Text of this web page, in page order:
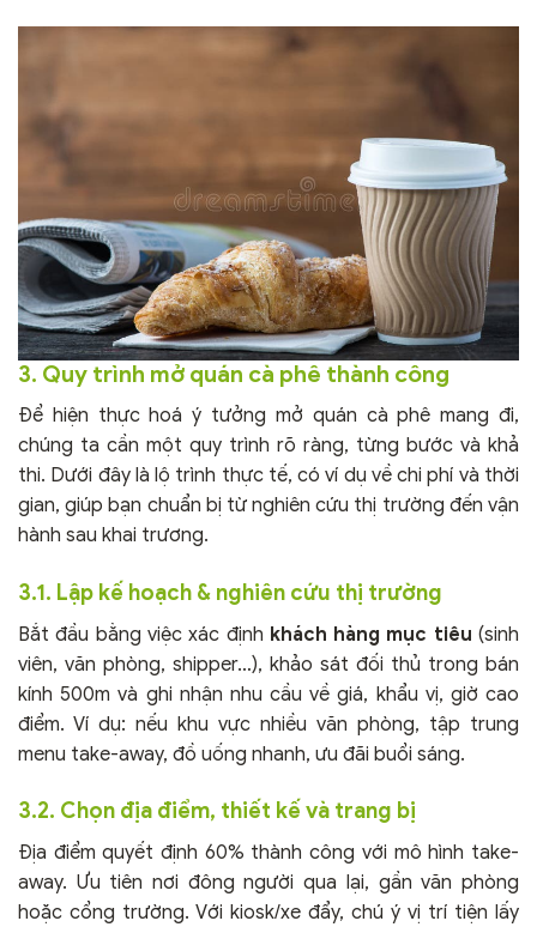
3. Quy trình mở quán cà phê thành công
Để hiện thực hoá ý tưởng mở quán cà phê mang đi,
chúng ta cần một quy trình rõ ràng, từng bước và khả
thi. Dưới đây là lộ trình thực tế, có ví dụ về chi phí và thời
gian, giúp bạn chuẩn bị từ nghiên cứu thị trường đến vận
hành sau khai trương.
3.1. Lập kế hoạch & nghiên cứu thị trường
Bắt đầu bằng việc xác định khách hàng mục tiêu (sinh
viên, văn phòng, shipper…), khảo sát đối thủ trong bán
kính 500m và ghi nhận nhu cầu về giá, khẩu vị, giờ cao
điểm. Ví dụ: nếu khu vực nhiều văn phòng, tập trung
menu take-away, đồ uống nhanh, ưu đãi buổi sáng.
3.2. Chọn địa điểm, thiết kế và trang bị
Địa điểm quyết định 60% thành công với mô hình take-
away. Ưu tiên nơi đông người qua lại, gần văn phòng
hoặc cổng trường. Với kiosk/xe đẩy, chú ý vị trí tiện lấy